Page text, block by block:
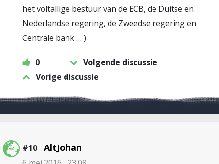
het voltallige bestuur van de ECB, de Duitse en
Nederlandse regering, de Zweedse regering en
Centrale bank … )
0
Volgende discussie
Vorige discussie
#10 AltJohan